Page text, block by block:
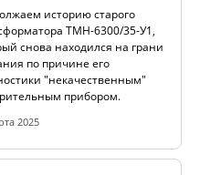
(ТЕСТ ОХЛАЖДЕНИЯ)
РПН СИЛОВЫХ
историю старого
ТМН-6300/35-У1,
снова находился на грани
по причине его
"некачественным"
прибором.
2025